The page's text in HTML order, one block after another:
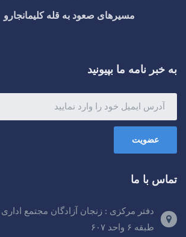
مسیرهای صعود به قله کلیمانجارو
به خبر نامه ما بپیونید
عضویت
تماس با ما
دفتر مرکزی : زنجان آزادگان مجتمع
طبقه ۶ واحد ۶۰۷